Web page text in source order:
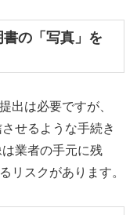
の「写真」を
出は必要ですが、
せるような手続き
業者の手元に残
リスクがあります。